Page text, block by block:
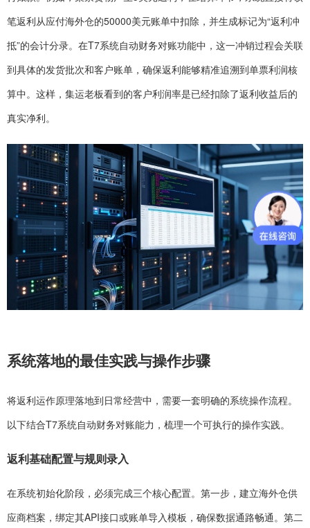
笔返利从应付海外仓的50000美元账单中扣除，并生成标记为“返利冲
抵”的会计分录。在T7系统自动财务对账功能中，这一冲销过程会关联
到具体的发货批次和客户账单，确保返利能够精准追溯到单票利润核
算中。这样，集运老板看到的客户利润率是已经扣除了返利收益后的
真实净利。
系统落地的最佳实践与操作步骤
将返利运作原理落地到日常经营中，需要一套明确的系统操作流程。
以下结合T7系统自动财务对账能力，梳理一个可执行的操作实践。
返利基础配置与规则录入
在系统初始化阶段，必须完成三个核心配置。第一步，建立海外仓供
应商档案，绑定其API接口或账单导入模板，确保数据通路畅通。第二